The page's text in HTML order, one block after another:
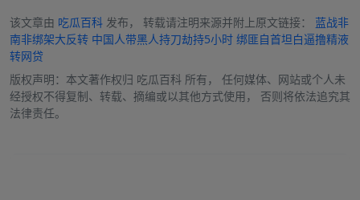
该文章由 吃瓜百科 发布， 转载请注明来源并附上原文链接： 蓝战非
南非绑架大反转 中国人带黑人持刀劫持5小时 绑匪自首坦白逼撸精液
转网贷
版权声明：本文著作权归 吃瓜百科 所有， 任何媒体、网站或个人未
经授权不得复制、转载、摘编或以其他方式使用， 否则将依法追究其
法律责任。